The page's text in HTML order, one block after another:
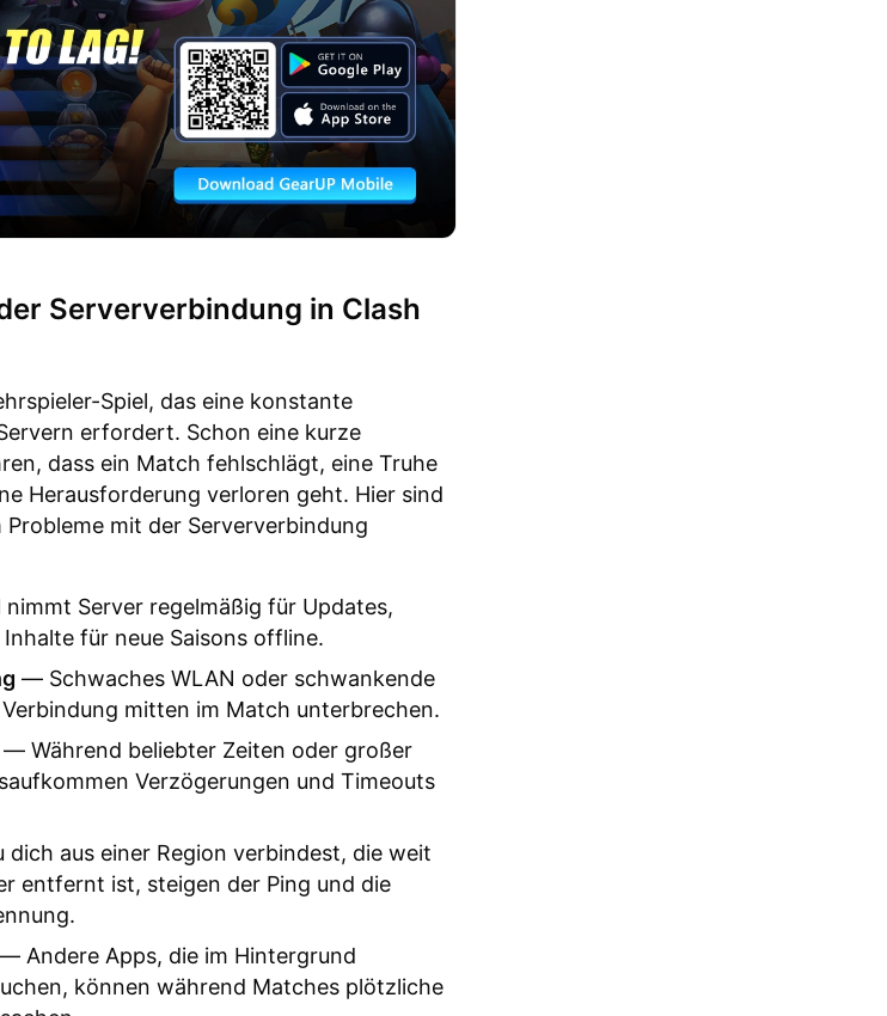
Serververbindung in Clash
Spiel, das eine konstante
erfordert. Schon eine kurze
dass ein Match fehlschlägt, eine Truhe
Herausforderung verloren geht. Hier sind
mit der Serververbindung
Server regelmäßig für Updates,
für neue Saisons offline.
— Schwaches WLAN oder schwankende
mitten im Match unterbrechen.
— Während beliebter Zeiten oder großer
Verzögerungen und Timeouts
aus einer Region verbindest, die weit
entfernt ist, steigen der Ping und die
— Andere Apps, die im Hintergrund
können während Matches plötzliche